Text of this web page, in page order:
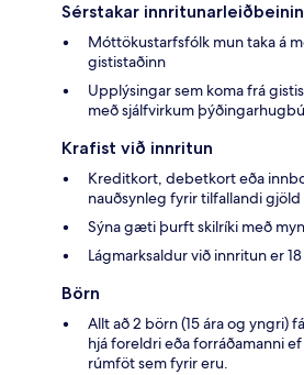
Sérstakar
Móttökustarfsfólk mun taka á
gististaðinn
Upplýsingar sem koma frá
með sjálfvirkum
Krafist við innritun
Kreditkort, debetkort eða
nauðsynleg fyrir tilfallandi gjöld
Sýna gæti þurft skilríki með
Lágmarksaldur við innritun er 18
Börn
Allt að 2 börn (15 ára og yngri)
hjá foreldri eða forráðamanni
rúmföt sem fyrir eru.